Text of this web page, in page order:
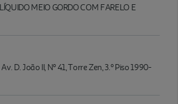
MEIO GORDO COM FARELO E
D. João II, Nº 41, Torre Zen, 3.º Piso 1990-